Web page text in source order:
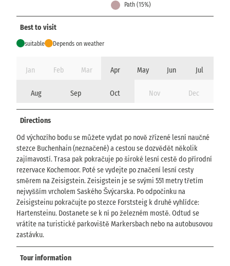
Path (15%)
Best to visit
suitable Depends on weather
Jan Feb Mar Apr May Jun Jul
Aug Sep Oct Nov Dec
Directions
Od výchozího bodu se můžete vydat po nově zřízené lesní naučné
stezce Buchenhain (neznačené) a cestou se dozvědět několik
zajímavostí. Trasa pak pokračuje po široké lesní cestě do přírodní
rezervace Kochemoor. Poté se vydejte po značení lesní cesty
směrem na Zeisigstein. Zeisigstein je se svými 551 metry třetím
nejvyšším vrcholem Saského Švýcarska. Po odpočinku na
Zeisigsteinu pokračujte po stezce Forststeig k druhé vyhlídce:
Hartensteinu. Dostanete se k ní po železném mostě. Odtud se
vrátíte na turistické parkoviště Markersbach nebo na autobusovou
zastávku.
Tour information